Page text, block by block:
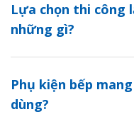
Lựa chọn thi công
những gì?
Phụ kiện bếp
dùng?